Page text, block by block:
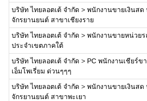
บริษัท ไทยลอตเต้ จำกัด > พนักงานขายเงินสด
จักรยานยนต์ สาขาเชียงราย
บริษัท ไทยลอตเต้ จำกัด > พนักงานขายหน่วยร
ประจำเขตภาคใต้
บริษัท ไทยลอตเต้ จำกัด > PC พนักงานเชียร์ข
เอ็มโพเรี่ยม ด่วนๆๆๆ
บริษัท ไทยลอตเต้ จำกัด > พนักงานขายเงินสด
จักรยานยนต์ สาขาพะเยา